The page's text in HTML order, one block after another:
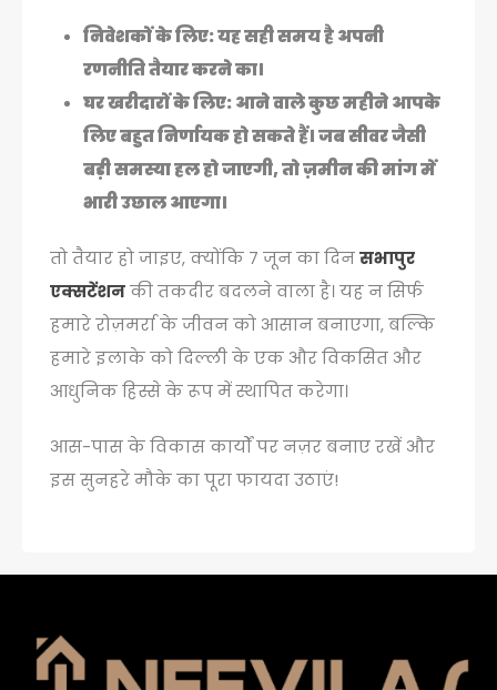
निवेशकों के लिए: यह सही समय है अपनी
रणनीति तैयार करने का।
घर खरीदारों के लिए: आने वाले कुछ महीने आपके
लिए बहुत निर्णायक हो सकते हैं। जब सीवर जैसी
बड़ी समस्या हल हो जाएगी, तो ज़मीन की मांग में
भारी उछाल आएगा।
तो तैयार हो जाइए, क्योंकि 7 जून का दिनसभापुर
एक्सटेंशनकी तकदीर बदलने वाला है। यह न सिर्फ
हमारे रोज़मर्रा के जीवन को आसान बनाएगा, बल्कि
हमारे इलाके को दिल्ली के एक और विकसित और
आधुनिक हिस्से के रूप में स्थापित करेगा।
आस-पास के विकास कार्यों पर नज़र बनाए रखें और
इस सुनहरे मौके का पूरा फायदा उठाएं!